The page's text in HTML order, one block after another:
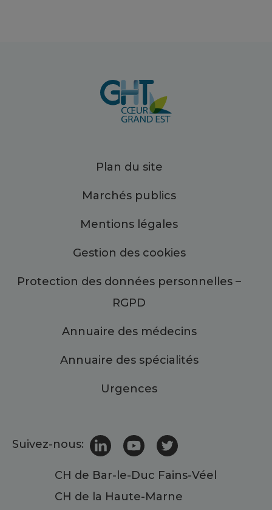
Plan du site
Marchés publics
Mentions légales
Gestion des cookies
Protection des données personnelles –
RGPD
Annuaire des médecins
Annuaire des spécialités
Urgences
Suivez-nous:
CH de Bar-le-Duc Fains-Véel
CH de la Haute-Marne